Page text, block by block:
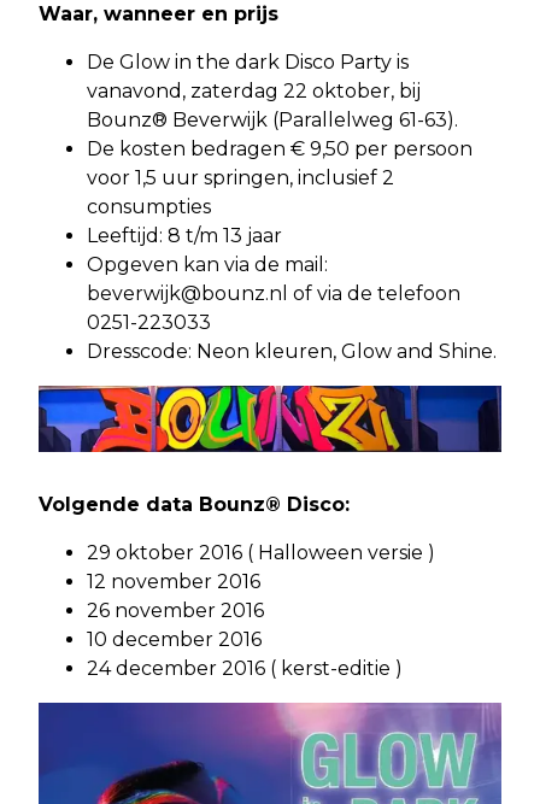
Waar, wanneer en prijs
De Glow in the dark Disco Party is
vanavond, zaterdag 22 oktober, bij
Bounz® Beverwijk (Parallelweg 61-63).
De kosten bedragen € 9,50 per persoon
voor 1,5 uur springen, inclusief 2
consumpties
Leeftijd: 8 t/m 13 jaar
Opgeven kan via de mail:
beverwijk@bounz.nl of via de telefoon
0251-223033
Dresscode: Neon kleuren, Glow and Shine.
Volgende data Bounz® Disco:
29 oktober 2016 ( Halloween versie )
12 november 2016
26 november 2016
10 december 2016
24 december 2016 ( kerst-editie )